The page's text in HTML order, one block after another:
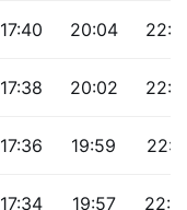
17:40 20:04
17:38 20:02
17:36 19:59 22:11
17:34 19:57